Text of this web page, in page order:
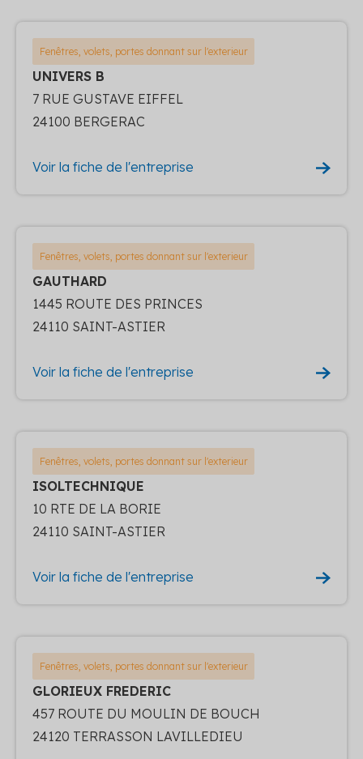
Fenêtres, volets, portes donnant sur l'exterieur
UNIVERS B
7 RUE GUSTAVE EIFFEL
24100 BERGERAC
Voir la fiche de l'entreprise
Fenêtres, volets, portes donnant sur l'exterieur
GAUTHARD
1445 ROUTE DES PRINCES
24110 SAINT-ASTIER
Voir la fiche de l'entreprise
Fenêtres, volets, portes donnant sur l'exterieur
ISOLTECHNIQUE
10 RTE DE LA BORIE
24110 SAINT-ASTIER
Voir la fiche de l'entreprise
Fenêtres, volets, portes donnant sur l'exterieur
GLORIEUX FREDERIC
457 ROUTE DU MOULIN DE BOUCH
24120 TERRASSON LAVILLEDIEU